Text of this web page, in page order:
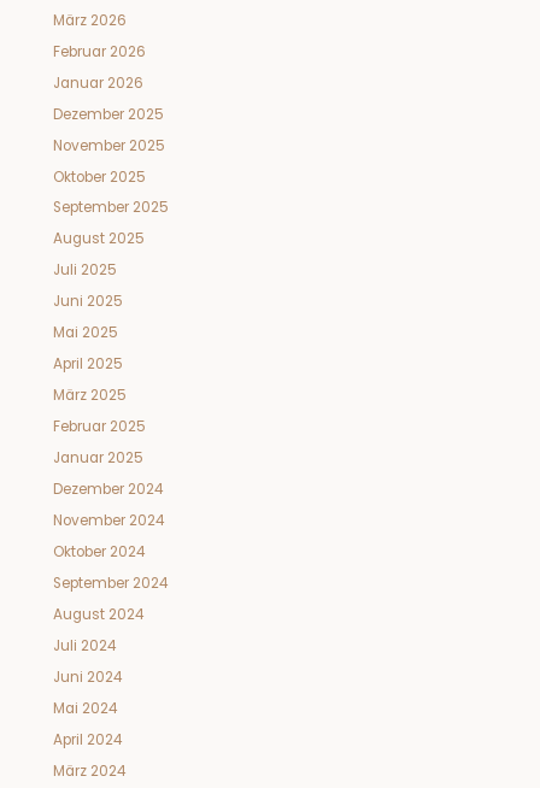
März 2026
Februar 2026
Januar 2026
Dezember 2025
November 2025
Oktober 2025
September 2025
August 2025
Juli 2025
Juni 2025
Mai 2025
April 2025
März 2025
Februar 2025
Januar 2025
Dezember 2024
November 2024
Oktober 2024
September 2024
August 2024
Juli 2024
Juni 2024
Mai 2024
April 2024
März 2024